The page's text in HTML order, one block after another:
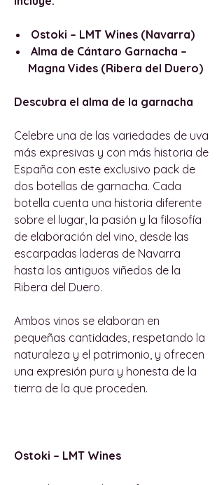
Ostoki – LMT Wines (Navarra)
Alma de Cántaro Garnacha –
Magna Vides (Ribera del Duero)
Descubra el alma de la garnacha
Celebre una de las variedades de uva
más expresivas y con más historia de
España con este exclusivo pack de
dos botellas de garnacha. Cada
botella cuenta una historia diferente
sobre el lugar, la pasión y la filosofía
de elaboración del vino, desde las
escarpadas laderas de Navarra
hasta los antiguos viñedos de la
Ribera del Duero.
Ambos vinos se elaboran en
pequeñas cantidades, respetando la
naturaleza y el patrimonio, y ofrecen
una expresión pura y honesta de la
tierra de la que proceden.
Ostoki – LMT Wines